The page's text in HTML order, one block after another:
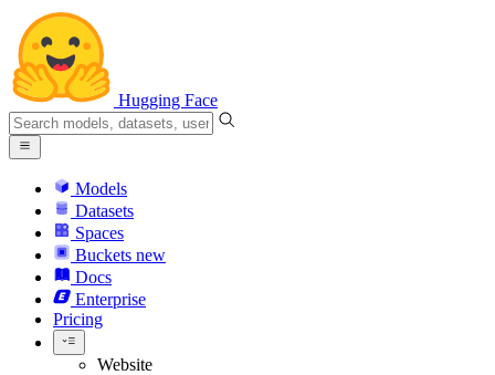
Hugging Face
Models
Datasets
Spaces
Buckets new
Docs
Enterprise
Pricing
Website